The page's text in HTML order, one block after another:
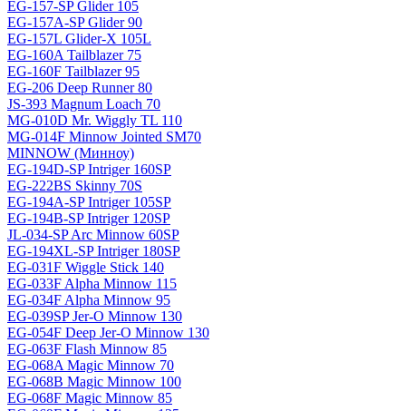
EG-157-SP Glider 105
EG-157A-SP Glider 90
EG-157L Glider-X 105L
EG-160A Tailblazer 75
EG-160F Tailblazer 95
EG-206 Deep Runner 80
JS-393 Magnum Loach 70
MG-010D Mr. Wiggly TL 110
MG-014F Minnow Jointed SM70
MINNOW (Минноу)
EG-194D-SP Intriger 160SP
EG-222BS Skinny 70S
EG-194A-SP Intriger 105SP
EG-194B-SP Intriger 120SP
JL-034-SP Arc Minnow 60SP
EG-194XL-SP Intriger 180SP
EG-031F Wiggle Stick 140
EG-033F Alpha Minnow 115
EG-034F Alpha Minnow 95
EG-039SP Jer-O Minnow 130
EG-054F Deep Jer-O Minnow 130
EG-063F Flash Minnow 85
EG-068A Magic Minnow 70
EG-068B Magic Minnow 100
EG-068F Magic Minnow 85